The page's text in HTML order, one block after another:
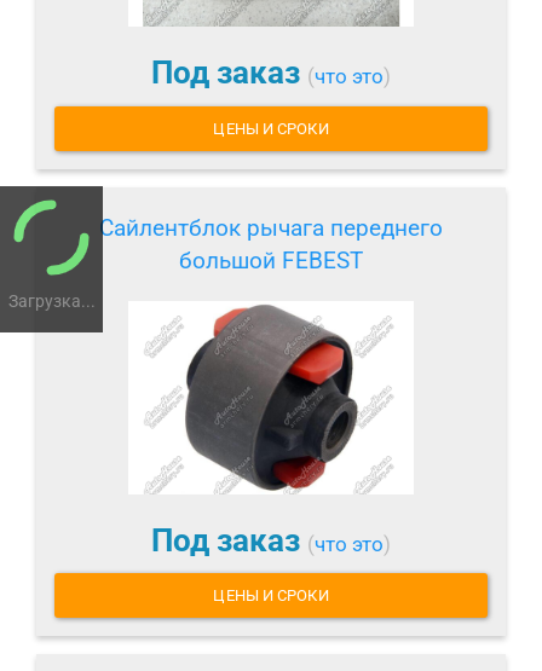
Загрузка...
Под заказ (что это)
ЦЕНЫ И СРОКИ
Сайлентблок рычага переднего
большой FEBEST
Под заказ (что это)
ЦЕНЫ И СРОКИ